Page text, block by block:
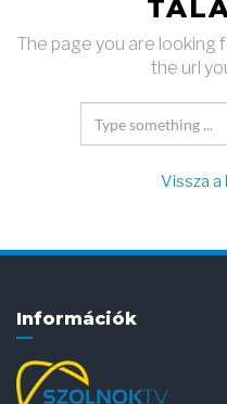
The page you are looking
the url
Vissza a
Információk